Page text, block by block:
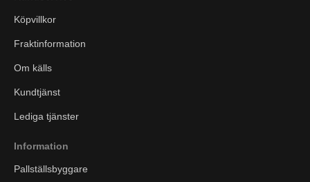
Köpvillkor
Fraktinformation
Om källs
Kundtjänst
Lediga tjänster
Information
Pallställsbyggare